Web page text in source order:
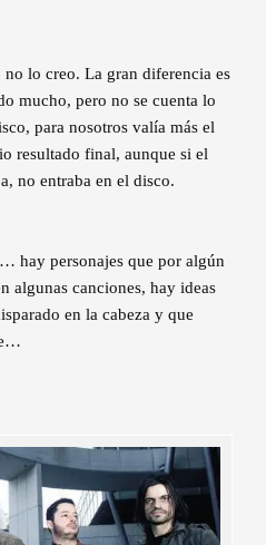
no lo creo. La gran diferencia es
mucho, pero no se cuenta lo
para nosotros valía más el
resultado final, aunque si el
no entraba en el disco.
hay personajes que por algún
algunas canciones, hay ideas
en la cabeza y que